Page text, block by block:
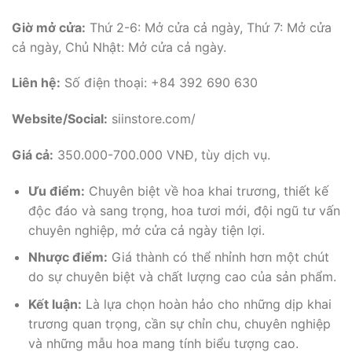
Giờ mở cửa: Thứ 2-6: Mở cửa cả ngày, Thứ 7: Mở cửa
cả ngày, Chủ Nhật: Mở cửa cả ngày.
Liên hệ: Số điện thoại: +84 392 690 630
Website/Social: siinstore.com/
Giá cả: 350.000-700.000 VNĐ, tùy dịch vụ.
Ưu điểm: Chuyên biệt về hoa khai trương, thiết kế
độc đáo và sang trọng, hoa tươi mới, đội ngũ tư vấn
chuyên nghiệp, mở cửa cả ngày tiện lợi.
Nhược điểm: Giá thành có thể nhỉnh hơn một chút
do sự chuyên biệt và chất lượng cao của sản phẩm.
Kết luận: Là lựa chọn hoàn hảo cho những dịp khai
trương quan trọng, cần sự chỉn chu, chuyên nghiệp
và những mẫu hoa mang tính biểu tượng cao.